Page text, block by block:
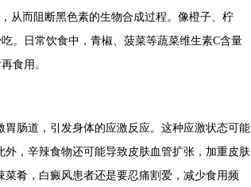
从而阻断黑色素的生物合成过程。像橙子、柠
。日常饮食中，青椒、菠菜等蔬菜维生素C含量
食用。
肠道，引发身体的应激反应。这种应激状态可能
，辛辣食物还可能导致皮肤血管扩张，加重皮肤
菜肴，白癜风患者还是要忍痛割爱，减少食用频